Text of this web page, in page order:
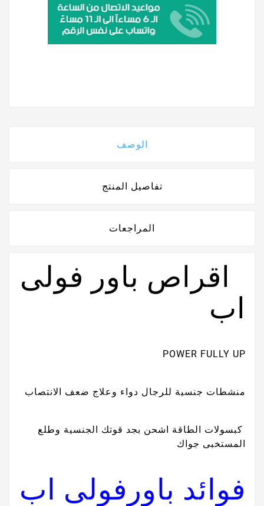
الوصف
تفاصيل المنتج
المراجعات
اقراص باور فولى
اب
POWER FULLY UP
منشطات جنسية للرجال دواء وعلاج ضعف الانتصاب
كبسولات الطاقة اشحن بجد قوتك الجنسية وطلع
المستخبى جواك
فوائد باورفولى اب